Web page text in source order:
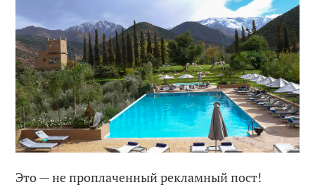
Это — не проплаченный рекламный пост!